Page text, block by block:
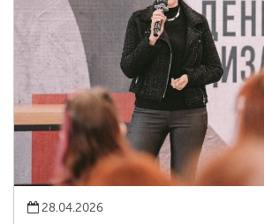
28.04.2026